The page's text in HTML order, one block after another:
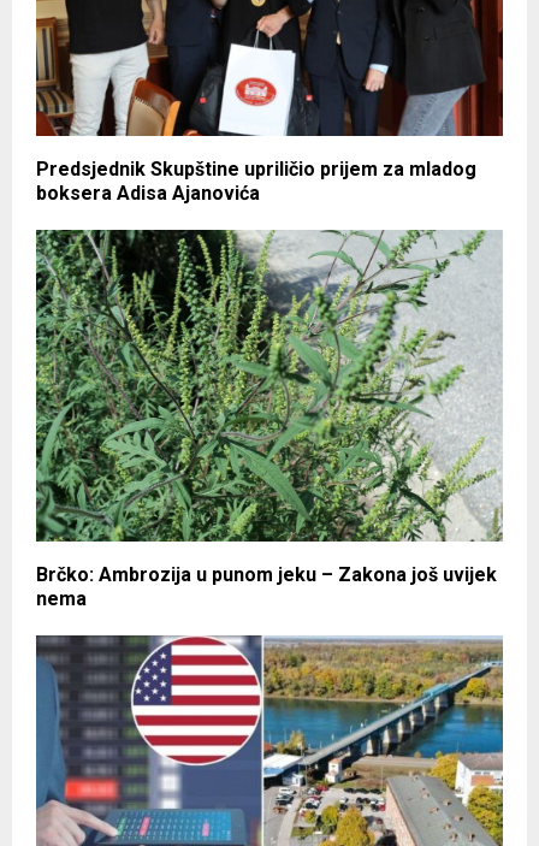
Predsjednik Skupštine upriličio prijem za mladog
boksera Adisa Ajanovića
Brčko: Ambrozija u punom jeku – Zakona još uvijek
nema